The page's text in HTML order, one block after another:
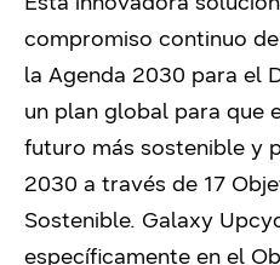
compromiso continuo
la Agenda 2030 para el
un plan global para que
futuro más sostenible y
2030 a través de 17
Sostenible. Galaxy
específicamente en el